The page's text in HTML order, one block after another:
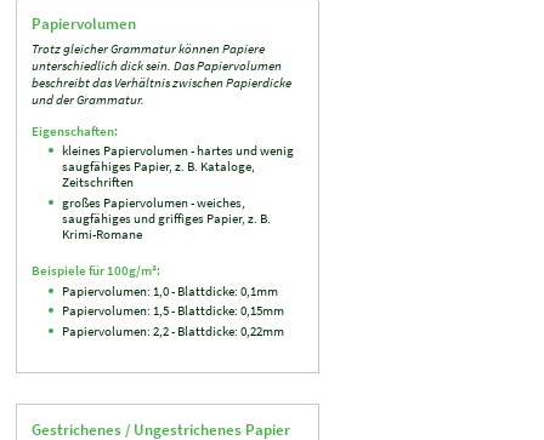
Papiervolumen
Trotz gleicher Grammatur können Papiere
unterschiedlich dick sein. Das Papiervolumen
beschreibt das Verhältnis zwischen Papierdicke
und der Grammatur.
Eigenschaften:
kleines Papiervolumen - hartes und wenig
saugfähiges Papier, z. B. Kataloge,
Zeitschriften
großes Papiervolumen - weiches,
saugfähiges und griffiges Papier, z. B.
Krimi-Romane
Beispiele für 100g/m²:
Papiervolumen: 1,0 - Blattdicke: 0,1mm
Papiervolumen: 1,5 - Blattdicke: 0,15mm
Papiervolumen: 2,2 - Blattdicke: 0,22mm
Gestrichenes / Ungestrichenes Papier